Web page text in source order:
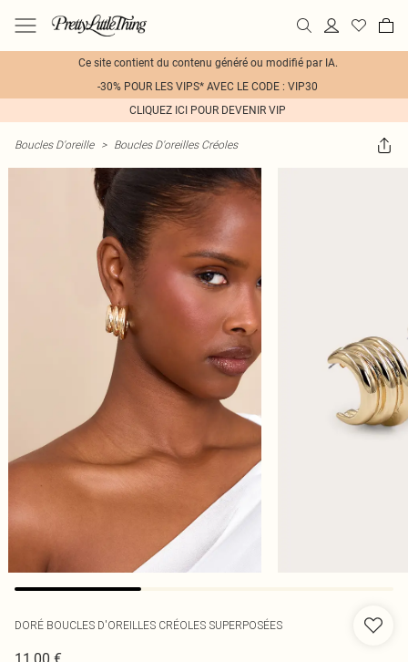
Ce site contient du contenu généré ou modifié par IA.
-30% POUR LES VIPS* AVEC LE CODE : VIP30
CLIQUEZ ICI POUR DEVENIR VIP
Boucles D'oreille > Boucles D'oreilles Créoles
DORÉ BOUCLES D'OREILLES CRÉOLES SUPERPOSÉES